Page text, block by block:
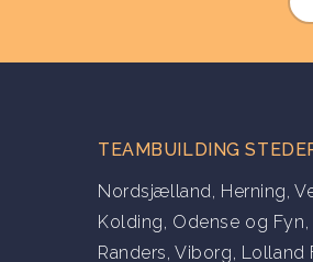
TEAMBUILDING
Nordsjælland, Herning,
Kolding, Odense og Fyn,
Randers,Viborg, Lolland